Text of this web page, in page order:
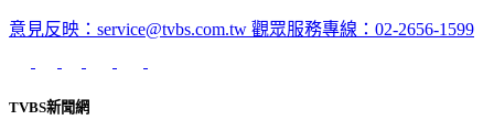
意見反映：service@tvbs.com.tw 觀眾服務專線：02-2656-1599
TVBS新聞網